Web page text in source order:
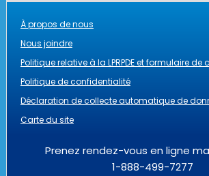
À propos de nous
Nous joindre
Politique relative à la LPRPDE et formulaire
Politique de confidentialité
Déclaration de collecte automatique de
Carte du site
Prenez rendez-vous en ligne
1-888-499-7277